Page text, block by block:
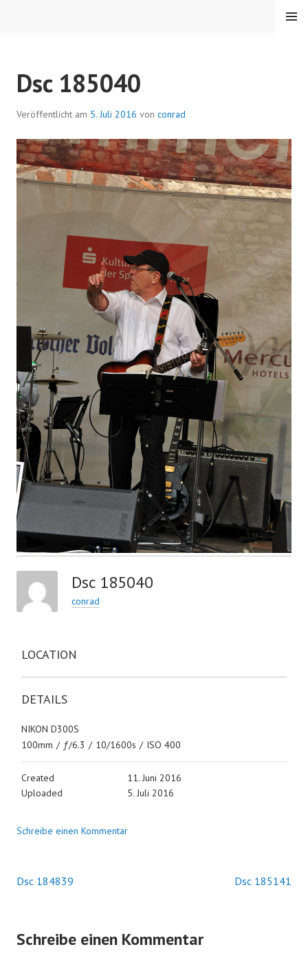
MENÜ
Dsc 185040
Veröffentlicht am 5. Juli 2016 von conrad
Dsc 185040
conrad
LOCATION
DETAILS
NIKON D300S
100mm / ƒ/6.3 / 10/1600s / ISO 400
Created
11. Juni 2016
Uploaded
5. Juli 2016
Schreibe einen Kommentar
Beitrags-
Dsc 184839 Dsc 185141
Schreibe einen Kommentar